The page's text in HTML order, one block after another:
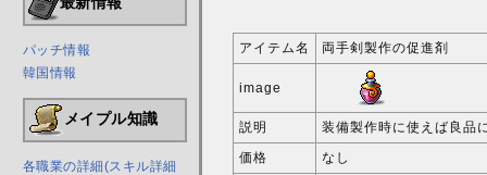
パッチ情報
韓国情報
メイプル知識
各職業の詳細(スキル詳細
アイテム名 両手剣製作の促進剤
image
説明
装備製作時に使えば良品
価格
なし